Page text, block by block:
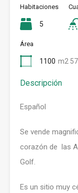
Habitaciones
5
Área
1100 m2
Descripción
Español
Se vende
corazón de las
Golf.
Es un sitio muy